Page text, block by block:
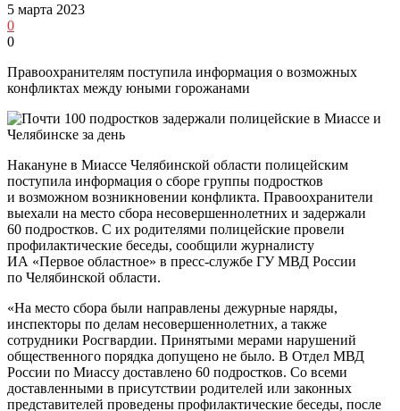
5 марта 2023
0
0
Правоохранителям поступила информация о возможных
конфликтах между юными горожанами
Накануне в Миассе Челябинской области полицейским
поступила информация о сборе группы подростков
и возможном возникновении конфликта. Правоохранители
выехали на место сбора несовершеннолетних и задержали
60 подростков. С их родителями полицейские провели
профилактические беседы, сообщили журналисту
ИА «Первое областное» в пресс-службе ГУ МВД России
по Челябинской области.
«На место сбора были направлены дежурные наряды,
инспекторы по делам несовершеннолетних, а также
сотрудники Росгвардии. Принятыми мерами нарушений
общественного порядка допущено не было. В Отдел МВД
России по Миассу доставлено 60 подростков. Со всеми
доставленными в присутствии родителей или законных
представителей проведены профилактические беседы, после